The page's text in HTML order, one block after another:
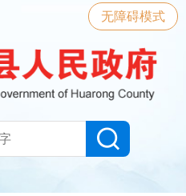
无障碍模式